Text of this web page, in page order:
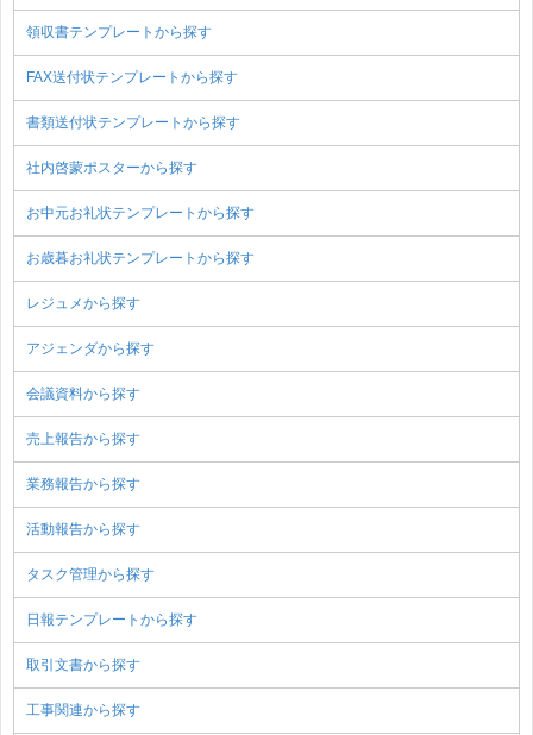
領収書テンプレートから探す
FAX送付状テンプレートから探す
書類送付状テンプレートから探す
社内啓蒙ポスターから探す
お中元お礼状テンプレートから探す
お歳暮お礼状テンプレートから探す
レジュメから探す
アジェンダから探す
会議資料から探す
売上報告から探す
業務報告から探す
活動報告から探す
タスク管理から探す
日報テンプレートから探す
取引文書から探す
工事関連から探す